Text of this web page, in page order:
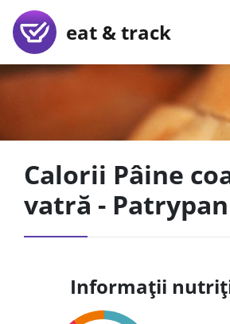
eat & track
Calorii Pâine
vatră - Patrypan
Informații